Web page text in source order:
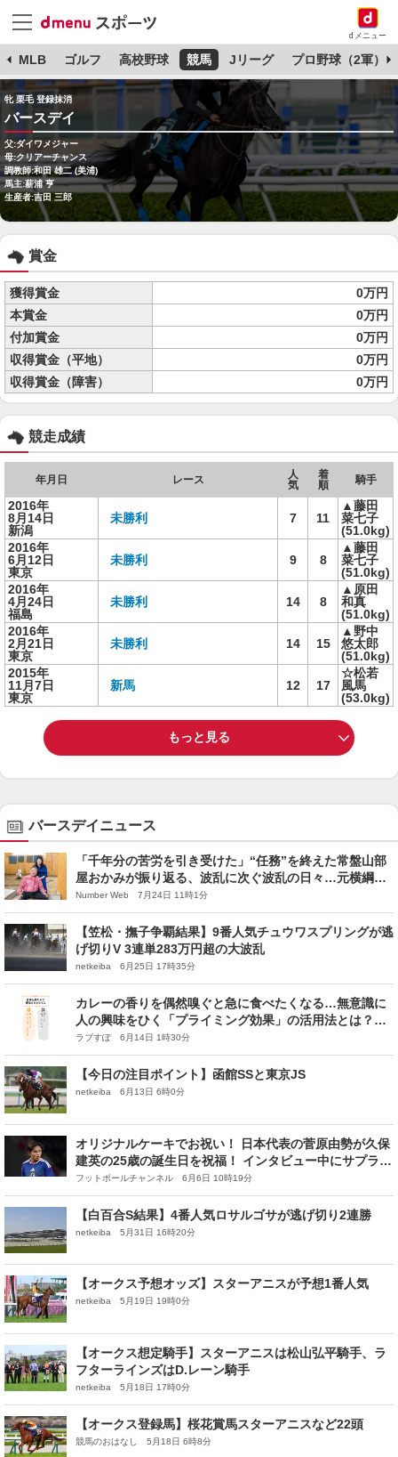
dメニュー
MLB ゴルフ 高校野球 競馬 Jリーグ プロ野球（2軍）
牝 栗毛 登録抹消
バースデイ
父:ダイワメジャー
母:クリアーチャンス
調教師:和田 雄二 (美浦)
馬主:薪浦 亨
生産者:吉田 三郎
賞金
獲得賞金
0万円
本賞金
0万円
付加賞金
0万円
収得賞金（平地）
0万円
収得賞金（障害）
0万円
競走成績
年月日 レース
人
気
着
順
騎手
2016年
8月14日
新潟
未勝利 7 11
▲藤田
菜七子
(51.0kg)
2016年
6月12日
東京
未勝利 9 8
▲藤田
菜七子
(51.0kg)
2016年
4月24日
福島
未勝利 14 8
▲原田
和真
(51.0kg)
2016年
2月21日
東京
未勝利 14 15
▲野中
悠太郎
(51.0kg)
2015年
11月7日
東京
新馬 12 17
☆松若
風馬
(53.0kg)
もっと見る
バースデイニュース
「千年分の苦労を引き受けた」“任務”を終えた常盤山部
屋おかみが振り返る、波乱に次ぐ波乱の日々…元横綱貴
乃花からの電話に「ただただ呆然」
Number Web 7月24日 11時1分
【笠松・撫子争覇結果】9番人気チュウワスプリングが逃
げ切りV 3連単283万円超の大波乱
netkeiba 6月25日 17時35分
カレーの香りを偶然嗅ぐと急に食べたくなる…無意識に
人の興味をひく「プライミング効果」の活用法とは？
【ズルい言い換え事典】
ラブすぽ 6月14日 1時30分
【今日の注目ポイント】函館SSと東京JS
netkeiba 6月13日 6時0分
オリジナルケーキでお祝い！ 日本代表の菅原由勢が久保
建英の25歳の誕生日を祝福！ インタビュー中にサプライ
ズ
フットボールチャンネル 6月6日 10時19分
【白百合S結果】4番人気ロサルゴサが逃げ切り2連勝
netkeiba 5月31日 16時20分
【オークス予想オッズ】スターアニスが予想1番人気
netkeiba 5月19日 19時0分
【オークス想定騎手】スターアニスは松山弘平騎手、ラ
フターラインズはD.レーン騎手
netkeiba 5月18日 17時0分
【オークス登録馬】桜花賞馬スターアニスなど22頭
競馬のおはなし 5月18日 6時8分